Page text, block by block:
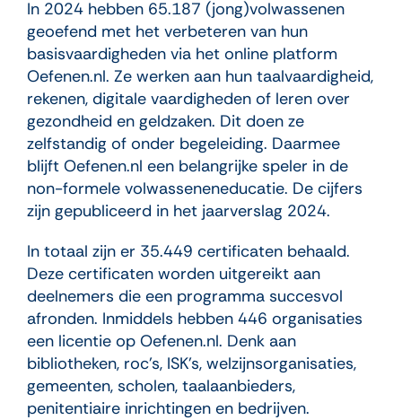
Contact
In 2024 hebben 65.187 (jong)volwassenen
geoefend met het verbeteren van hun
basisvaardigheden via het online platform
Oefenen.nl. Ze werken aan hun taalvaardigheid,
rekenen, digitale vaardigheden of leren over
gezondheid en geldzaken. Dit doen ze
zelfstandig of onder begeleiding. Daarmee
blijft Oefenen.nl een belangrijke speler in de
non-formele volwasseneneducatie. De cijfers
zijn gepubliceerd in het jaarverslag 2024.
In totaal zijn er 35.449 certificaten behaald.
Deze certificaten worden uitgereikt aan
deelnemers die een programma succesvol
afronden. Inmiddels hebben 446 organisaties
een licentie op Oefenen.nl. Denk aan
bibliotheken, roc’s, ISK’s, welzijnsorganisaties,
gemeenten, scholen, taalaanbieders,
penitentiaire inrichtingen en bedrijven.